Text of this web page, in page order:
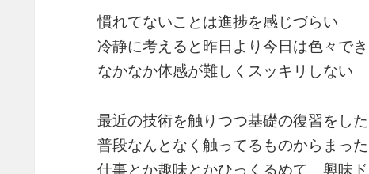
慣れてないことは進捗を感じづらい
冷静に考えると昨日より今日は色々で
なかなか体感が難しくスッキリしない
最近の技術を触りつつ基礎の復習をし
普段なんとなく触ってるものからまっ
仕事とか趣味とかひっくるめて、興味